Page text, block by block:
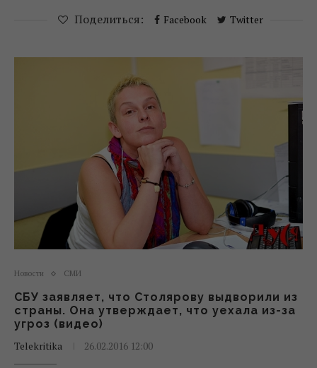
Поделиться: Facebook Twitter
Новости СМИ
СБУ заявляет, что Столярову выдворили из
страны. Она утверждает, что уехала из-за
угроз (видео)
Telekritika
26.02.2016 12:00